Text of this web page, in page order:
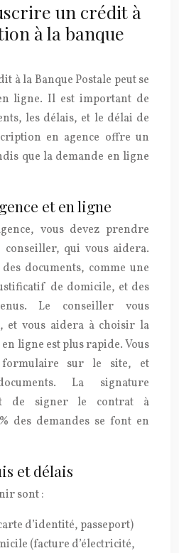
un crédit à
à la banque
à la Banque Postale peut se
ligne. Il est important de
les délais, et le délai de
en agence offre un
que la demande en ligne
et en ligne
vous devez prendre
conseiller, qui vous aidera.
documents, comme une
de domicile, et des
Le conseiller vous
et vous aidera à choisir la
ligne est plus rapide. Vous
sur le site, et
La signature
de signer le contrat à
des demandes se font en
et délais
sont :
d’identité, passeport)
(facture d’électricité,